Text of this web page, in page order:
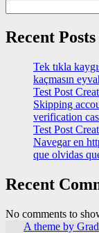
Recent Posts
Tek tıkla
kaçmasın
Test Post
Skipping
verification
Test Post
Navegar en
que olvidas
Recent
No comments to
A theme by